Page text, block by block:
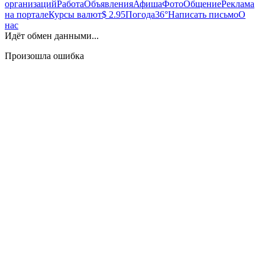
организацийРаботаОбъявленияАфишаФотоОбщениеРеклама
на порталеКурсы валют$ 2.95Погода36°Написать письмоО
нас
Идёт обмен данными...
Произошла ошибка